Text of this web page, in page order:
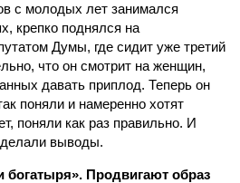
с молодых лет занимался
крепко поднялся на
Думы, где сидит уже третий
что он смотрит на женщин,
давать приплод. Теперь он
поняли и намеренно хотят
поняли как раз правильно. И
выводы.
богатыря». Продвигают образ